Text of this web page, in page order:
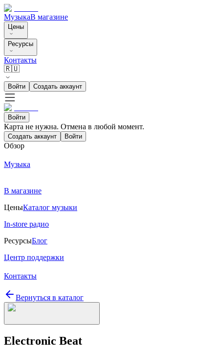
МузыкаВ магазине
Цены
Ресурсы
Контакты
🇷🇺
Войти Создать аккаунт
Войти
Карта не нужна. Отмена в любой момент.
Создать аккаунт Войти
Обзор
Музыка
В магазине
ЦеныКаталог музыки
In-store радио
РесурсыБлог
Центр поддержки
Контакты
Вернуться в каталог
Electronic Beat